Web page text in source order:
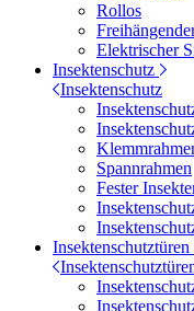
Rollos
Elektrischer
Insektenschutz
Insektenschutz
Spannrahmen
Fester
Insektenschutztüren